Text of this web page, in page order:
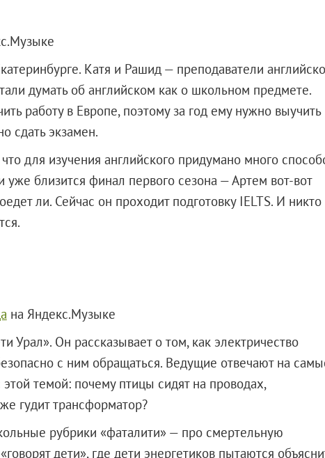
Катя и Рашид — преподаватели
думать об английском как о школьном предмете.
работу в Европе, поэтому за год ему нужно выучить
сдать экзамен.
для изучения английского придумано много
уже близится финал первого сезона — Артем вот-вот
ли. Сейчас он проходит подготовку IELTS. И никто
на Яндекс.Музыке
Урал». Он рассказывает о том, как электричество
с ним обращаться. Ведущие отвечают на
темой: почему птицы сидят на проводах,
гудит трансформатор?
рубрики «фаталити» — про смертельную
дети», где дети энергетиков пытаются